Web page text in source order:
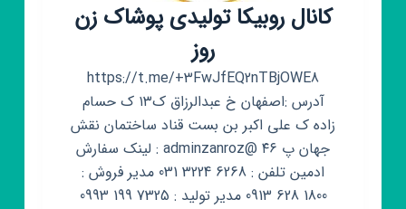
کانال روبیکا تولیدی پوشاک زن
روز
https://t.me/+3FwJfEQ2nTBjOWE8
آدرس :اصفهان خ عبدالرزاق ک۱۳ ک حسام
زاده ک علی اکبر بن بست قناد ساختمان نقش
جهان پ ۴۶ @adminzanroz : لینک سفارش
ادمین تلفن : 6268 3224 031 مدیر فروش :
1800 628 0913 مدیر تولید : 7325 199 0993